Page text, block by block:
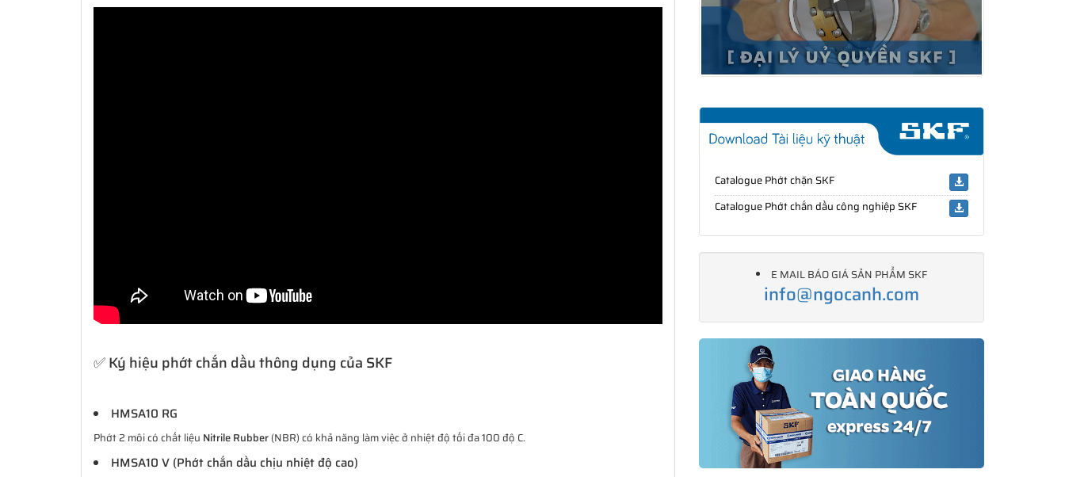
✅ Ký hiệu phớt chắn dầu thông dụng của SKF
HMSA10 RG
Phớt 2 môi có chất liệu Nitrile Rubber(NBR) có khả năng làm việc ở nhiệt độ tối đa 100 độ C.
HMSA10 V (Phớt chắn dầu chịu nhiệt độ cao)
Catalogue Phớt chặn SKF
Catalogue Phớt chắn dầu công nghiệp SKF
E MAIL BÁO GIÁ SẢN PHẨM SKF
info@ngocanh.com